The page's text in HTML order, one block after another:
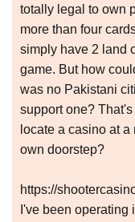
totally legal to own
more than four
simply have 2 land
game. But how
was no Pakistani
support one?
locate a casino at
own doorstep?
https://
I've been